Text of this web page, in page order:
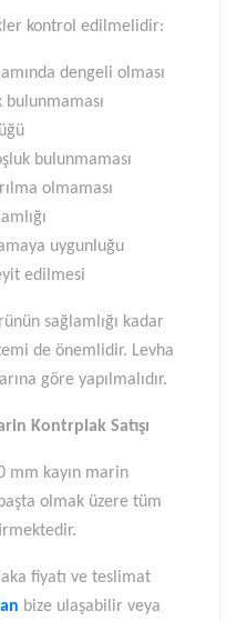
kontrol edilmelidir:
dengeli olması
bulunmaması
olmaması
uygunluğu
edilmesi
sağlamlığı kadar
de önemlidir. Levha
göre yapılmalıdır.
Kontrplak Satışı
mm kayın marin
olmak üzere tüm
fiyatı ve teslimat
bize ulaşabilir veya